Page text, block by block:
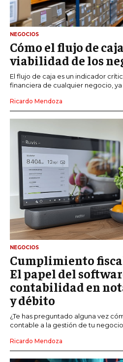
NEGOCIOS
Cómo el flujo de
viabilidad de los
El flujo de caja es un indicador
financiera de cualquier negocio, ya
Ricardo Mendoza
NEGOCIOS
Cumplimiento
El papel del
contabilidad en
y débito
¿Te has preguntado alguna vez
contable a la gestión de tu
Ricardo Mendoza